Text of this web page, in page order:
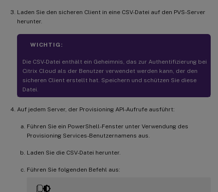
Laden Sie den sicheren Client in eine CSV-Datei auf den PVS-Server
herunter.
WICHTIG:
Die CSV-Datei enthält ein Geheimnis, das zur Authentifizierung bei
Citrix Cloud als der Benutzer verwendet werden kann, der den
sicheren Client erstellt hat. Speichern und schützen Sie diese
Datei.
Auf jedem Server, der Provisioning API-Aufrufe ausführt:
Führen Sie ein PowerShell-Fenster unter Verwendung des
Provisioning Services-Benutzernamens aus.
Laden Sie die CSV-Datei herunter.
Führen Sie folgenden Befehl aus: